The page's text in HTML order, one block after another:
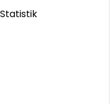
Statistik